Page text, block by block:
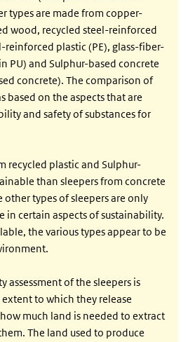
types are made from copper-
wood, recycled steel-reinforced
reinforced plastic (PE), glass-fiber-
PU) and Sulphur-based concrete
concrete). The comparison of
based on the aspects that are
and safety of substances for
recycled plastic and Sulphur-
than sleepers from concrete
types of sleepers are only
in certain aspects of sustainability.
the various types appear to be
assessment of the sleepers is
to which they release
much land is needed to extract
The land used to produce